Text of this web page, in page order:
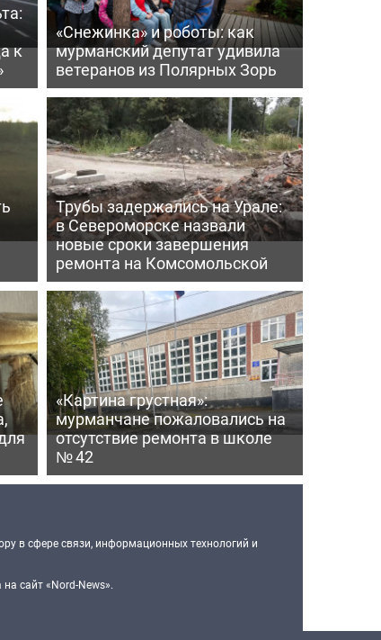
к
«Снежинка» и роботы: как
мурманский депутат удивила
ветеранов из Полярных Зорь
Трубы задержались на Урале:
в Североморске назвали
новые сроки завершения
ремонта на Комсомольской
«Картина грустная»:
мурманчане пожаловались на
отсутствие ремонта в школе
№ 42
в сфере связи, информационных технологий и
сайт «Nord-News».